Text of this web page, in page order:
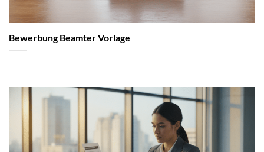
Bewerbung Beamter Vorlage